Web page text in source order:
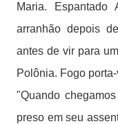
Maria.
arranhão depois
antes de vir para
Polônia. Fogo
"Quando
preso em seu